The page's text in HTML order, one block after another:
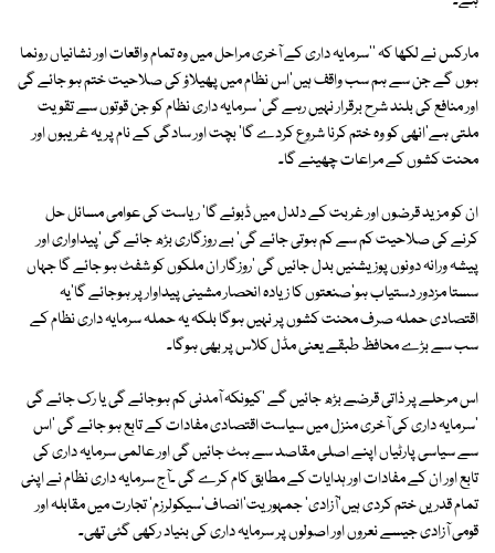
مارکس نے لکھا کہ ''سرمایہ داری کے آخری مراحل میں وہ تمام واقعات اور نشانیاں رونما
ہوں گے جن سے ہم سب واقف ہیں'اس نظام میں پھیلاؤ کی صلاحیت ختم ہو جائے گی
اور منافع کی بلند شرح برقرار نہیں رہے گی' سرمایہ داری نظام کو جن قوتوں سے تقویت
ملتی ہے'انھی کو وہ ختم کرنا شروع کردے گا' بچت اور سادگی کے نام پر یہ غریبوں اور
محنت کشوں کے مراعات چھینے گا۔
ان کو مزید قرضوں اور غربت کے دلدل میں ڈبوئے گا' ریاست کی عوامی مسائل حل
کرنے کی صلاحیت کم سے کم ہوتی جائے گی' بے روزگاری بڑھ جائے گی 'پیداواری اور
پیشہ ورانہ دونوں پوزیشنیں بدل جائیں گی 'روزگار ان ملکوں کو شفٹ ہو جائے گا جہاں
سستا مزدور دستیاب ہو'صنعتوں کا زیادہ انحصار مشینی پیداوار پر ہوجائے گا'یہ
اقتصادی حملہ صرف محنت کشوں پر نہیں ہوگا بلکہ یہ حملہ سرمایہ داری نظام کے
سب سے بڑے محافظ طبقے یعنی مڈل کلاس پر بھی ہوگا۔
اس مرحلے پر ذاتی قرضے بڑھ جائیں گے 'کیونکہ آمدنی کم ہوجائے گی یا رک جائے گی
'سرمایہ داری کی آخری منزل میں سیاست اقتصادی مفادات کے تابع ہو جائے گی 'اس
سے سیاسی پارٹیاں اپنے اصلی مقاصد سے ہٹ جائیں گی اور عالمی سرمایہ داری کی
تابع اور ان کے مفادات اور ہدایات کے مطابق کام کرے گی ۔آج سرمایہ داری نظام نے اپنی
تمام قدریں ختم کردی ہیں'آزادی' جمہوریت'انصاف'سیکولرزم' تجارت میں مقابلہ اور
قومی آزادی جیسے نعروں اور اصولوں پر سرمایہ داری کی بنیاد رکھی گئی تھی۔